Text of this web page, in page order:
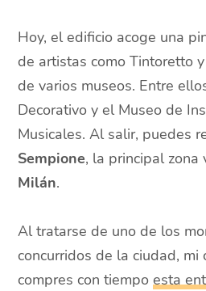
Hoy, el edificio acoge una
de artistas como Tintoretto
de varios museos. Entre
Decorativo y el Museo de
Musicales. Al salir, puedes
Sempione, la principal
Milán.
Al tratarse de uno de los
concurridos de la ciudad, mi
compres con tiempoesta